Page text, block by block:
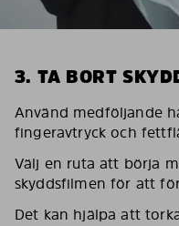
3. TA BORT
Använd medföljande
fingeravtryck och
Välj en ruta att börja
skyddsfilmen för att
Det kan hjälpa att